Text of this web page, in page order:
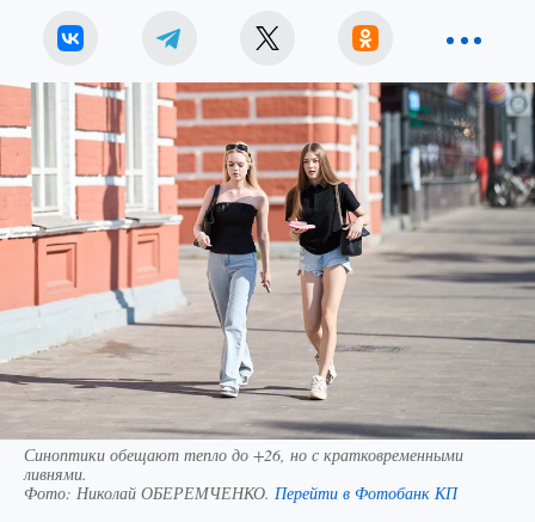
Синоптики обещают тепло до +26, но с кратковременными
ливнями.
Фото: Николай ОБЕРЕМЧЕНКО. Перейти в Фотобанк КП